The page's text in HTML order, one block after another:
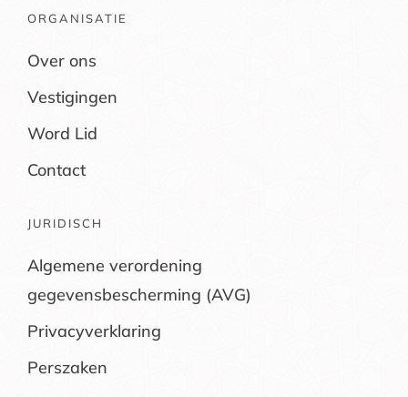
ORGANISATIE
Over ons
Vestigingen
Word Lid
Contact
JURIDISCH
Algemene verordening
gegevensbescherming (AVG)
Privacyverklaring
Perszaken